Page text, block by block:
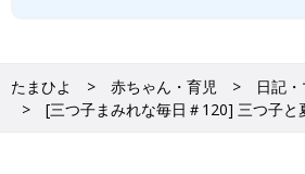
たまひよ 赤ちゃん・育児 日記
[三つ子まみれな毎日＃120] 三つ子と